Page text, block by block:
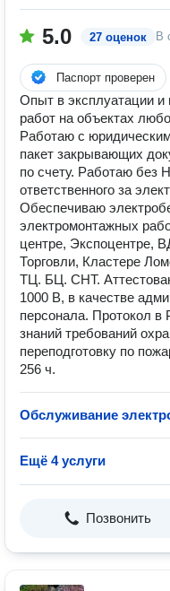
5.0 27 оценок В
Паспорт проверен
Опыт в эксплуатации и
работ на объектах
Работаю с
пакет закрывающих
по счету. Работаю без
ответственного за
Обеспечиваю
электромонтажных
центре, Экспоцентре,
Торговли, Кластере
ТЦ. БЦ. СНТ.
1000 В, в качестве
персонала. Протокол в
знаний требований
переподготовку по
256 ч.
Обслуживание
Ещё 4 услуги
Позвонить